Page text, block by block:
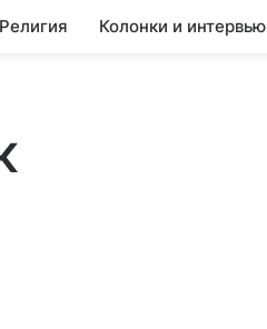
Религия Колонки и интервью